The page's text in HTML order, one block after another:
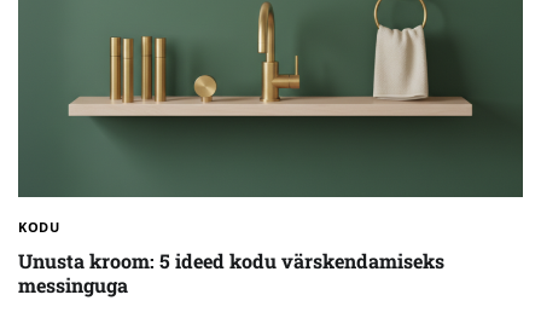
KODU
Unusta kroom: 5 ideed kodu värskendamiseks
messinguga